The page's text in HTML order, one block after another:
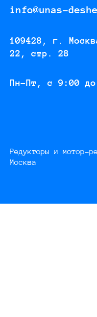
info@unas-
109428, г.
22, стр. 28
Пн-Пт, с 9:00
Редукторы и мотор-
Москва